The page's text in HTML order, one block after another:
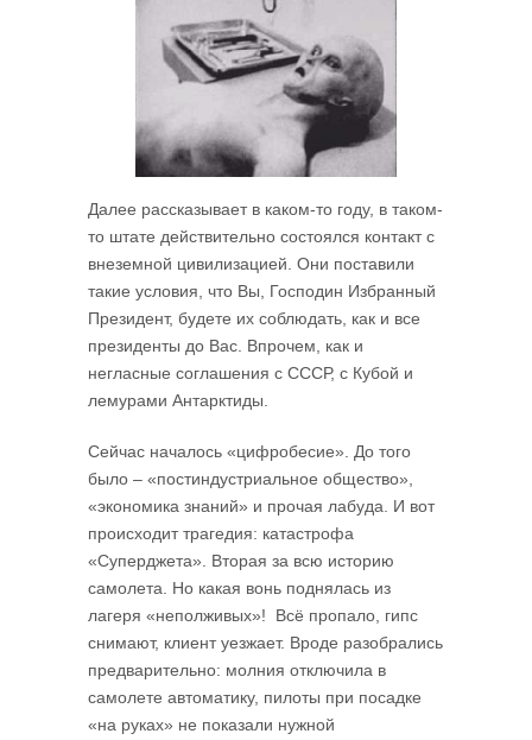
Далее рассказывает в каком-то году, в таком-
то штате действительно состоялся контакт с
внеземной цивилизацией. Они поставили
такие условия, что Вы, Господин Избранный
Президент, будете их соблюдать, как и все
президенты до Вас. Впрочем, как и
негласные соглашения с СССР, с Кубой и
лемурами Антарктиды.
Сейчас началось «цифробесие». До того
было – «постиндустриальное общество»,
«экономика знаний» и прочая лабуда. И вот
происходит трагедия: катастрофа
«Суперджета». Вторая за всю историю
самолета. Но какая вонь поднялась из
лагеря «неполживых»! Всё пропало, гипс
снимают, клиент уезжает. Вроде разобрались
предварительно: молния отключила в
самолете автоматику, пилоты при посадке
«на руках» не показали нужной